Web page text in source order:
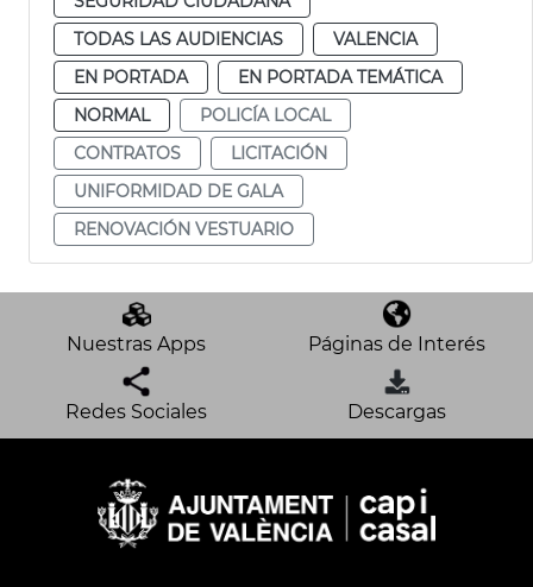
TODAS LAS AUDIENCIAS
VALENCIA
EN PORTADA
EN PORTADA TEMÁTICA
NORMAL
POLICÍA LOCAL
CONTRATOS
LICITACIÓN
UNIFORMIDAD DE GALA
RENOVACIÓN VESTUARIO
Nuestras Apps Páginas de Interés
Redes Sociales Descargas